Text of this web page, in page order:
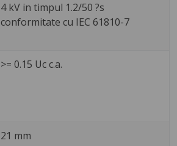
4 kV in timpul 1.2/50 ?s
conformitate cu IEC 61810-7
>= 0.15 Uc c.a.
21 mm